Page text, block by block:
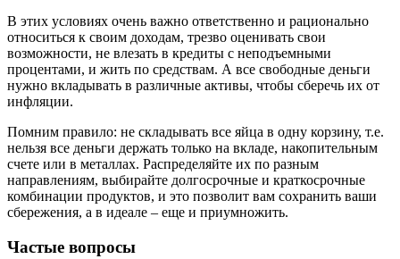
В этих условиях очень важно ответственно и рационально
относиться к своим доходам, трезво оценивать свои
возможности, не влезать в кредиты с неподъемными
процентами, и жить по средствам. А все свободные деньги
нужно вкладывать в различные активы, чтобы сберечь их от
инфляции.
Помним правило: не складывать все яйца в одну корзину, т.е.
нельзя все деньги держать только на вкладе, накопительным
счете или в металлах. Распределяйте их по разным
направлениям, выбирайте долгосрочные и краткосрочные
комбинации продуктов, и это позволит вам сохранить ваши
сбережения, а в идеале – еще и приумножить.
Частые вопросы